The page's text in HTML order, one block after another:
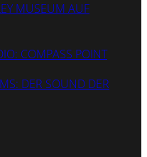
MUSEUM AUF
COMPASS POINT
DER SOUND DER